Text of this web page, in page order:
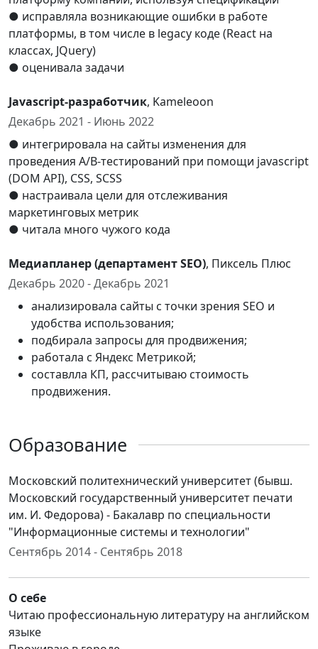
● исправляла возникающие ошибки в работе
платформы, в том числе в legacy коде (React на
классах, JQuery)
● оценивала задачи
Javascript-разработчик, Kameleoon
Декабрь 2021 - Июнь 2022
● интегрировала на сайты изменения для
проведения A/B-тестирований при помощи javascript
(DOM API), CSS, SCSS
● настраивала цели для отслеживания
маркетинговых метрик
● читала много чужого кода
Медиапланер (департамент SEO), Пиксель Плюс
Декабрь 2020 - Декабрь 2021
анализировала сайты с точки зрения SEO и
удобства использования;
подбирала запросы для продвижения;
работала с Яндекс Метрикой;
составлла КП, рассчитываю стоимость
продвижения.
Образование
Московский политехнический университет (бывш.
Московский государственный университет печати
им. И. Федорова) - Бакалавр по специальности
"Информационные системы и технологии"
Сентябрь 2014 - Сентябрь 2018
О себе
Читаю профессиональную литературу на английском
языке